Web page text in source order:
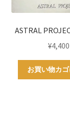
ASTRAL
¥4,400
お買い物カ